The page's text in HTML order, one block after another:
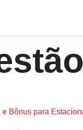
Bônus para